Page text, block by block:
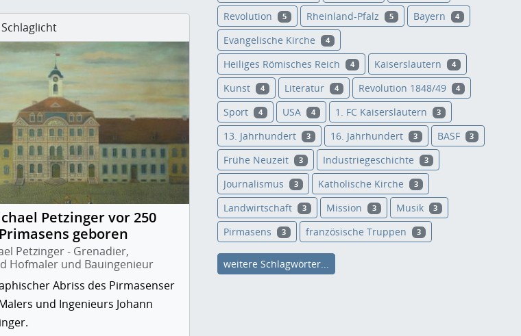
Petzinger vor 250
geboren
Petzinger - Grenadier,
Hofmaler und Bauingenieur
Abriss des Pirmasenser
und Ingenieurs Johann
Revolution 5 Rheinland-Pfalz 5 Bayern 4
Evangelische Kirche 4
Heiliges Römisches Reich 4 Kaiserslautern 4
Kunst 4 Literatur 4 Revolution 1848/49 4
Sport 4 USA 4 1. FC Kaiserslautern 3
13. Jahrhundert 3 16. Jahrhundert 3 BASF 3
Frühe Neuzeit 3 Industriegeschichte 3
Journalismus 3 Katholische Kirche 3
Landwirtschaft 3 Mission 3 Musik 3
Pirmasens 3 französische Truppen 3
weitere Schlagwörter...